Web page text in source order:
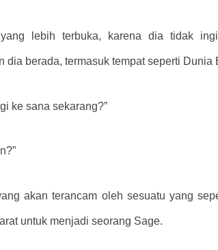
lebih terbuka, karena dia tidak
berada, termasuk tempat seperti Dunia
ke sana sekarang?”
akan terancam oleh sesuatu yang
untuk menjadi seorang Sage.